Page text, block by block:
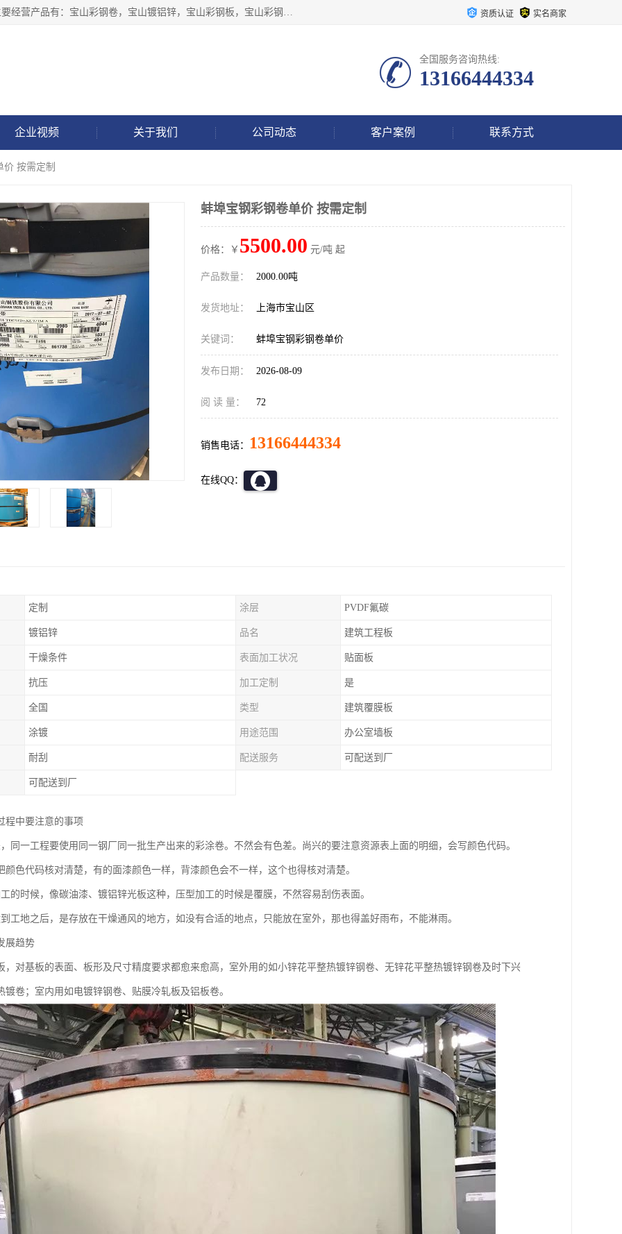
上海轩本实业有限公司于2017年注册地位于上海市宝山区，主要经营产品有：宝山彩钢卷，宝山镀铝锌，宝山彩钢板，宝山彩钢瓦等产品的生产和销售。 资质认证 实名商家
全国服务咨询热线:
13166444334
企业视频 关于我们 公司动态 客户案例 联系方式
价 按需定制
蚌埠宝钢彩钢卷单价 按需定制
价格：￥ 5500.00 元/吨 起
产品数量： 2000.00吨
发货地址： 上海市宝山区
关键词： 蚌埠宝钢彩钢卷单价
发布日期： 2026-08-09
阅 读 量： 72
销售电话： 13166444334
在线QQ：
定制 涂层 PVDF氟碳
镀铝锌 品名 建筑工程板
干燥条件 表面加工状况 贴面板
抗压 加工定制 是
全国 类型 建筑覆膜板
涂镀 用途范围 办公室墙板
耐刮 配送服务 可配送到厂
可配送到厂
程中要注意的事项
同一工程要使用同一钢厂同一批生产出来的彩涂卷。不然会有色差。尚兴的要注意资源表上面的明细，会写颜色代码。
颜色代码核对清楚，有的面漆颜色一样，背漆颜色会不一样，这个也得核对清楚。
的时候，像碳油漆、镀铝锌光板这种，压型加工的时候是覆膜，不然容易刮伤表面。
工地之后，是存放在干燥通风的地方，如没有合适的地点，只能放在室外，那也得盖好雨布，不能淋雨。
展趋势
，对基板的表面、板形及尺寸精度要求都愈来愈高，室外用的如小锌花平整热镀锌钢卷、无锌花平整热镀锌钢卷及时下兴
镀卷；室内用如电镀锌钢卷、贴膜冷轧板及铝板卷。